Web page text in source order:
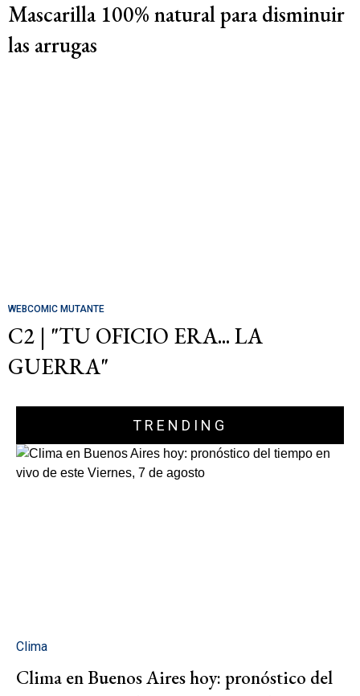
Mascarilla 100% natural para disminuir
las arrugas
WEBCOMIC MUTANTE
C2 | "TU OFICIO ERA... LA
GUERRA"
TRENDING
Clima
Clima en Buenos Aires hoy: pronóstico del